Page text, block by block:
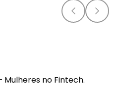
Mulheres no Fintech.